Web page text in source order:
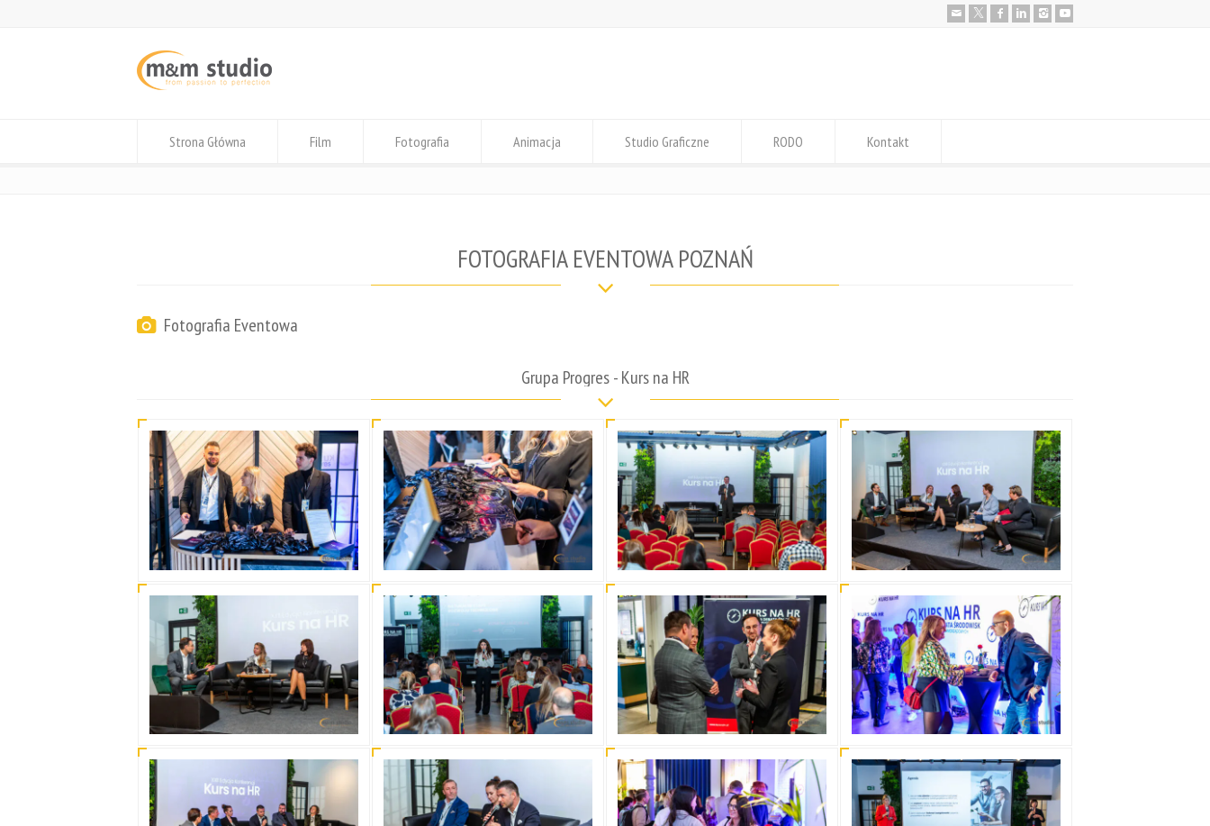
Strona Główna Film Fotografia Animacja Studio Graficzne RODO Kontakt
FOTOGRAFIA EVENTOWA POZNAŃ
Fotografia Eventowa
Grupa Progres - Kurs na HR